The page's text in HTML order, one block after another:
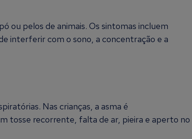
ou pelos de animais. Os sintomas incluem
interferir com o sono, a concentração e a
Nas crianças, a asma é
tosse recorrente, falta de ar, pieira e aperto no